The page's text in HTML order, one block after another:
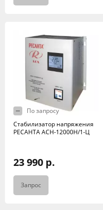
По запросу
Стабилизатор напряжения
РЕСАНТА АСН-12000Н/1-Ц
23 990 р.
Запрос